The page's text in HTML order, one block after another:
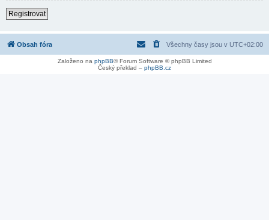
Registrovat
Obsah fóra Všechny časy jsou v UTC+02:00
Založeno na phpBB® Forum Software © phpBB Limited
Český překlad – phpBB.cz